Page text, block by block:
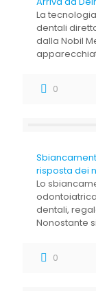
La
dentali
dalla Nobil
0
risposta dei
Lo
dentali,
Nonostante
0